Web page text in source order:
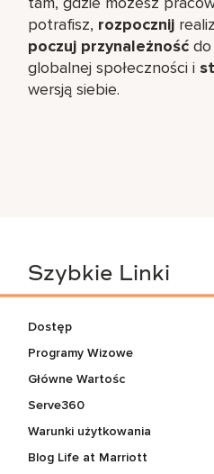
potrafisz, rozpocznij
poczuj przynależność
globalnej społeczności i
wersją siebie.
Szybkie Linki
Dostęp
Programy Wizowe
Główne Wartośc
Serve360
Warunki użytkowania
Blog Life at Marriott